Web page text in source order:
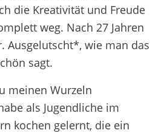
die Kreativität und Freude
weg. Nach 27 Jahren
Ausgelutscht*, wie man das
sagt.
meinen Wurzeln
als Jugendliche im
kochen gelernt, die ein